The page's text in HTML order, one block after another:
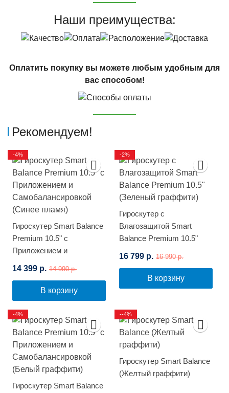
Наши преимущества:
Оплатить покупку вы можете любым удобным для
вас способом!
Рекомендуем!
Гироскутер Smart Balance
Premium 10.5" с
Приложением и
Самобалансировкой
(Синее пламя)
14 399 р. 14 990 р.
В корзину
-4%
Гироскутер с
Влагозащитой Smart
Balance Premium 10.5"
(Зеленый граффити)
16 799 р. 16 990 р.
В корзину
-2%
Гироскутер Smart Balance
-4%
Гироскутер Smart Balance
(Желтый граффити)
--4%